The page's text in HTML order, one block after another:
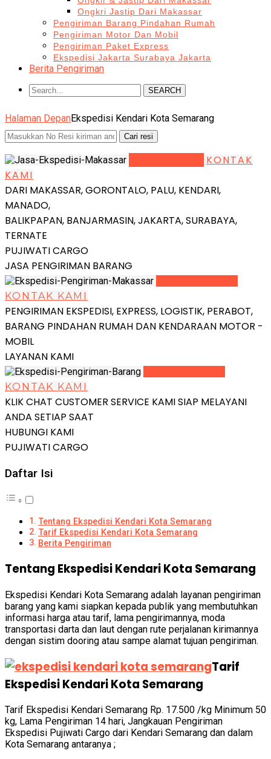
Ongkri Jastip Dari Makassar
Pengiriman Barang Pindahan Rumah
Pengiriman Motor Dan Mobil
Pengiriman Paket Express
Ekspedisi Jakarta Surabaya Jakarta
Berita Pengiriman
SEARCH
Halaman DepanEkspedisi Kendari Kota Semarang
KONTAK
KAMI
DARI MAKASSAR, GORONTALO, PALU, KENDARI,
MANADO,
BALIKPAPAN, BANJARMASIN, JAKARTA, SURABAYA,
TERNATE
PUJIWATI CARGO
JASA PENGIRIMAN BARANG
KONTAK KAMI
PENGIRIMAN EKSPEDISI, EXPRESS, LOGISTIK, PERABOT,
BARANG PINDAHAN RUMAH DAN KENDARAAN MOTOR -
MOBIL
LAYANAN KAMI
KONTAK KAMI
KLIK CHAT CUSTOMER SERVICE KAMI SIAP MELAYANI
ANDA SETIAP SAAT
HUBUNGI KAMI
PUJIWATI CARGO
Daftar Isi
Tentang Ekspedisi Kendari Kota Semarang
Tarif Ekspedisi Kendari Kota Semarang
Berita Pengiriman
Tentang Ekspedisi Kendari Kota Semarang
Ekspedisi Kendari Kota Semarang adalah layanan pengiriman
barang yang kami siapkan kepada publik yang membutuhkan
informasi harga atau tarif, lama pengirimannya, moda
transportasi darta dan laut dengan rute perjalanan kirimannya
dengan sistim dooring atau sampe alamat tujuan pengiriman.
Tarif
Ekspedisi Kendari Kota Semarang
Tarif Ekspedisi Kendari Semarang Rp. 17.500 /kg Minimum 50
kg, Lama Pengiriman 14 hari, Jangkauan Pengiriman
Ekspedisi Pujiwati Cargo dari Kendari Semarang dan dalam
Kota Semarang antaranya ;